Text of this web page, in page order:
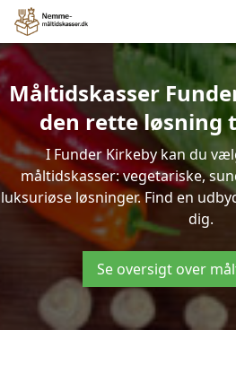
Måltidskasser
den rette løsning
I Funder Kirkeby kan du
måltidskasser: vegetariske,
luksuriøse løsninger. Find en
dig.
Se oversigt over